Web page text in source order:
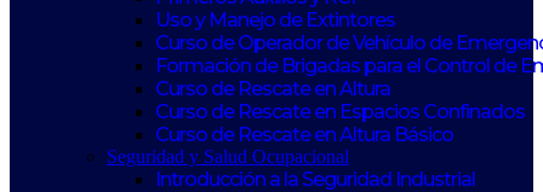
Uso y Manejo de Extintores
Curso de Operador de Vehículo de
Formación de Brigadas para el Control de
Curso de Rescate en Altura
Curso de Rescate en Espacios Confinados
Curso de Rescate en Altura Básico
Seguridad y Salud Ocupacional
Introducción a la Seguridad Industrial